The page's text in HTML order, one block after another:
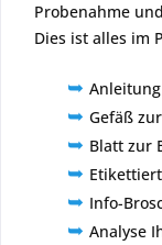
Probenahme
Dies ist alles im
➥
➥ Gefäß
➥ Blatt zur
➥
➥ Info-
➥ Analyse